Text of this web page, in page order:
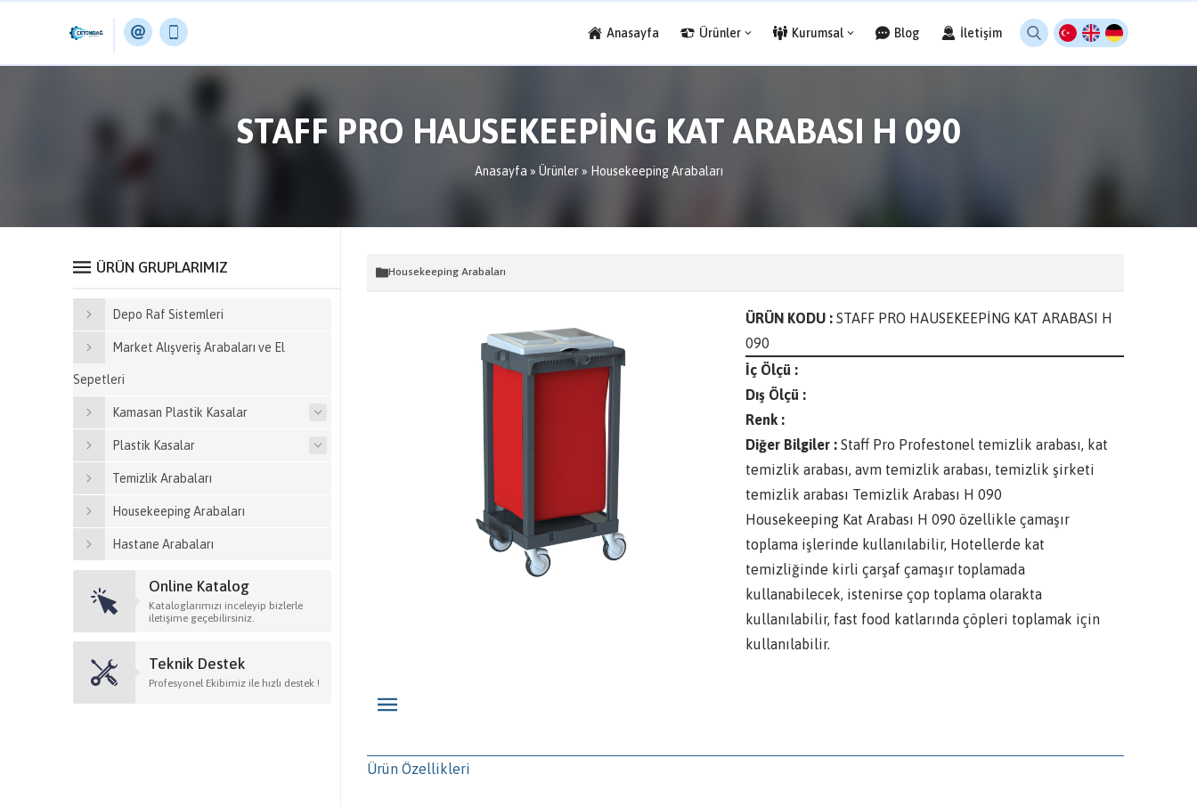
Anasayfa Ürünler Kurumsal Blog İletişim
STAFF PRO HAUSEKEEPİNG KAT ARABASI H 090
Anasayfa » Ürünler» Housekeeping Arabaları
Housekeeping Arabaları
ÜRÜN KODU : STAFF PRO HAUSEKEEPİNG KAT ARABASI H
090
İç Ölçü :
Dış Ölçü :
Renk :
Diğer Bilgiler : Staff Pro Profestonel temizlik arabası, kat
temizlik arabası, avm temizlik arabası, temizlik şirketi
temizlik arabası Temizlik Arabası H 090
Housekeeping Kat Arabası H 090 özellikle çamaşır
toplama işlerinde kullanılabilir, Hotellerde kat
temizliğinde kirli çarşaf çamaşır toplamada
kullanabilecek, istenirse çop toplama olarakta
kullanılabilir, fast food katlarında çöpleri toplamak için
kullanılabilir.
Ürün Özellikleri
ÜRÜN GRUPLARIMIZ
Depo Raf Sistemleri
Market Alışveriş Arabaları ve El
Sepetleri
Kamasan Plastik Kasalar
Plastik Kasalar
Temizlik Arabaları
Housekeeping Arabaları
Hastane Arabaları
Online Katalog
Kataloglarımızı inceleyip bizlerle
iletişime geçebilirsiniz.
Teknik Destek
Profesyonel Ekibimiz ile hızlı destek !